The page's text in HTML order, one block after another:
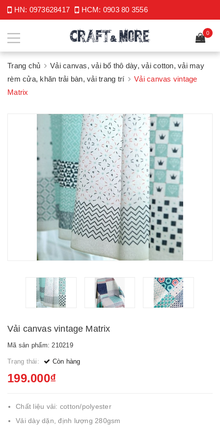
HN: 0973628417 HCM: 0903 80 3556
0
Trang chủ
Vải canvas, vải bố thô dày, vải cotton, vải may
rèm cửa, khăn trải bàn, vải trang trí
Vải canvas vintage
Matrix
Vải canvas vintage Matrix
Mã sản phẩm: 210219
Trạng thái: Còn hàng
199.000₫
Chất liệu vải: cotton/polyester
Vải dày dặn, định lượng 280gsm